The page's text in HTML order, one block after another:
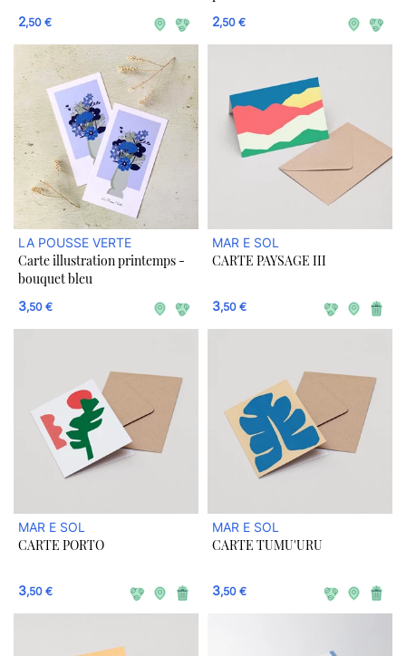
2,50 € 2,50 €
LA POUSSE VERTE
Carte illustration printemps -
bouquet bleu
3,50 €
MAR E SOL
CARTE PAYSAGE III
3,50 €
MAR E SOL
CARTE PORTO
3,50 €
MAR E SOL
CARTE TUMU'URU
3,50 €